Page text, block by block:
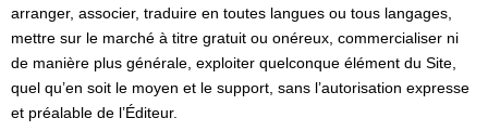
arranger, associer, traduire en toutes langues ou tous langages,
mettre sur le marché à titre gratuit ou onéreux, commercialiser ni
de manière plus générale, exploiter quelconque élément du Site,
quel qu’en soit le moyen et le support, sans l’autorisation expresse
et préalable de l’Éditeur.